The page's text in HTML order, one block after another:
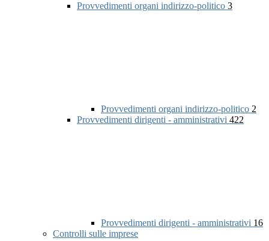
Provvedimenti organi indirizzo-politico 3
Provvedimenti organi indirizzo-politico 2
Provvedimenti dirigenti - amministrativi 422
Provvedimenti dirigenti - amministrativi 16
Controlli sulle imprese